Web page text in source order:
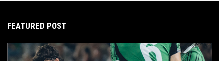
FEATURED POST